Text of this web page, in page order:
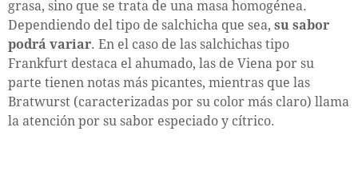
grasa, sino que se trata de una masa homogénea.
Dependiendo del tipo de salchicha que sea, su sabor
podrá variar. En el caso de las salchichas tipo
Frankfurt destaca el ahumado, las de Viena por su
parte tienen notas más picantes, mientras que las
Bratwurst (caracterizadas por su color más claro) llama
la atención por su sabor especiado y cítrico.